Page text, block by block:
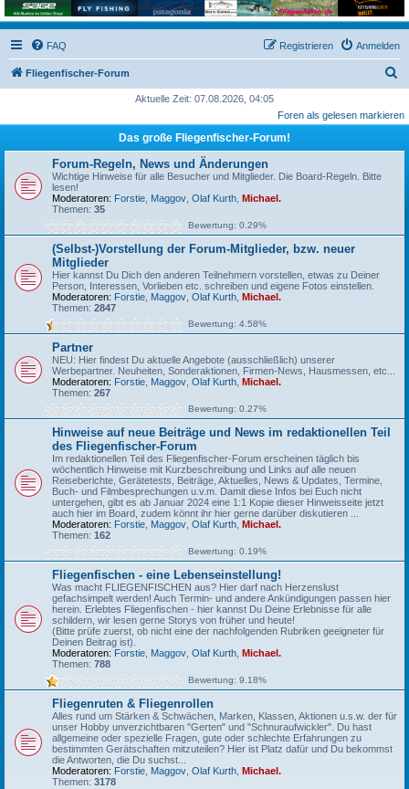
FAQ Anmelden
Registrieren
Fliegenfischer-Forum
c
Aktuelle Zeit: 07.08.2026, 04:05
Foren als gelesen markieren
Das große Fliegenfischer-Forum!
Forum-Regeln, News und Änderungen
Wichtige Hinweise für alle Besucher und Mitglieder. Die Board-Regeln. Bitte
lesen!
Moderatoren: Forstie Maggov Olaf Kurth
Michael.
Themen: 35
Bewertung: 0.29%
(Selbst-)Vorstellung der Forum-Mitglieder, bzw. neuer
Mitglieder
Hier kannst Du Dich den anderen Teilnehmern vorstellen, etwas zu Deiner
Person, Interessen, Vorlieben etc. schreiben und eigene Fotos einstellen.
Moderatoren: Forstie Maggov Olaf Kurth
Michael.
Themen: 2847
Bewertung: 4.58%
Partner
NEU: Hier findest Du aktuelle Angebote (ausschließlich) unserer
Werbepartner. Neuheiten, Sonderaktionen, Firmen-News, Hausmessen, etc...
Moderatoren: Forstie Maggov Olaf Kurth
Michael.
Themen: 267
Bewertung: 0.27%
Hinweise auf neue Beiträge und News im redaktionellen Teil
des Fliegenfischer-Forum
Im redaktionellen Teil des Fliegenfischer-Forum erscheinen täglich bis
wöchentlich Hinweise mit Kurzbeschreibung und Links auf alle neuen
Reiseberichte, Gerätetests, Beiträge, Aktuelles, News & Updates, Termine,
Buch- und Filmbesprechungen u.v.m. Damit diese Infos bei Euch nicht
untergehen, gibt es ab Januar 2024 eine 1:1 Kopie dieser Hinweisseite jetzt
auch hier im Board, zudem könnt ihr hier gerne darüber diskutieren ...
Moderatoren: Forstie Maggov Olaf Kurth
Michael.
Themen: 162
Bewertung: 0.19%
Fliegenfischen - eine Lebenseinstellung!
Was macht FLIEGENFISCHEN aus? Hier darf nach Herzenslust
gefachsimpelt werden! Auch Termin- und andere Ankündigungen passen hier
herein. Erlebtes Fliegenfischen - hier kannst Du Deine Erlebnisse für alle
schildern, wir lesen gerne Storys von früher und heute!
(Bitte prüfe zuerst, ob nicht eine der nachfolgenden Rubriken geeigneter für
Deinen Beitrag ist).
Moderatoren: Forstie Maggov Olaf Kurth
Michael.
Themen: 788
Bewertung: 9.18%
Fliegenruten & Fliegenrollen
Alles rund um Stärken & Schwächen, Marken, Klassen, Aktionen u.s.w. der für
unser Hobby unverzichtbaren "Gerten" und "Schnuraufwickler". Du hast
allgemeine oder spezielle Fragen, gute oder schlechte Erfahrungen zu
bestimmten Gerätschaften mitzuteilen? Hier ist Platz dafür und Du bekommst
die Antworten, die Du suchst...
Moderatoren: Forstie Maggov Olaf Kurth
Michael.
Themen: 3178